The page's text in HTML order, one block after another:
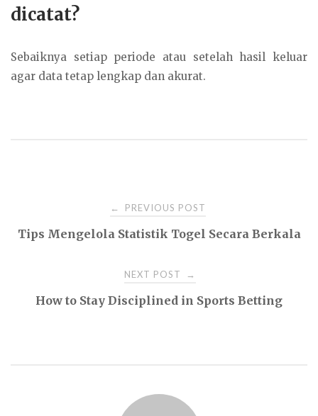
dicatat?
Sebaiknya setiap periode atau setelah hasil keluar
agar data tetap lengkap dan akurat.
navigation
← PREVIOUS POST
Tips Mengelola Statistik Togel Secara Berkala
NEXT POST →
How to Stay Disciplined in Sports Betting